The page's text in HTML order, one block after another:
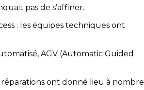
pas de s’affiner.
: les équipes techniques ont
AGV (Automatic Guided
ont donné lieu à nombre